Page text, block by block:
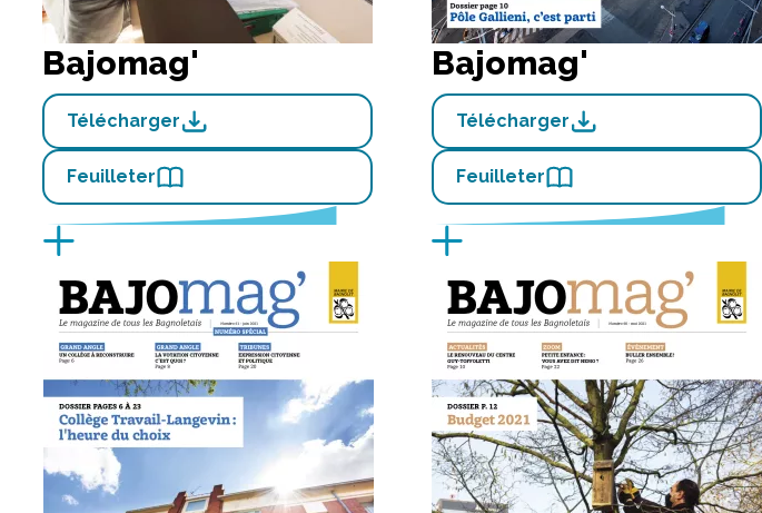
Bajomag'
Télécharger
Feuilleter
Bajomag'
Télécharger
Feuilleter